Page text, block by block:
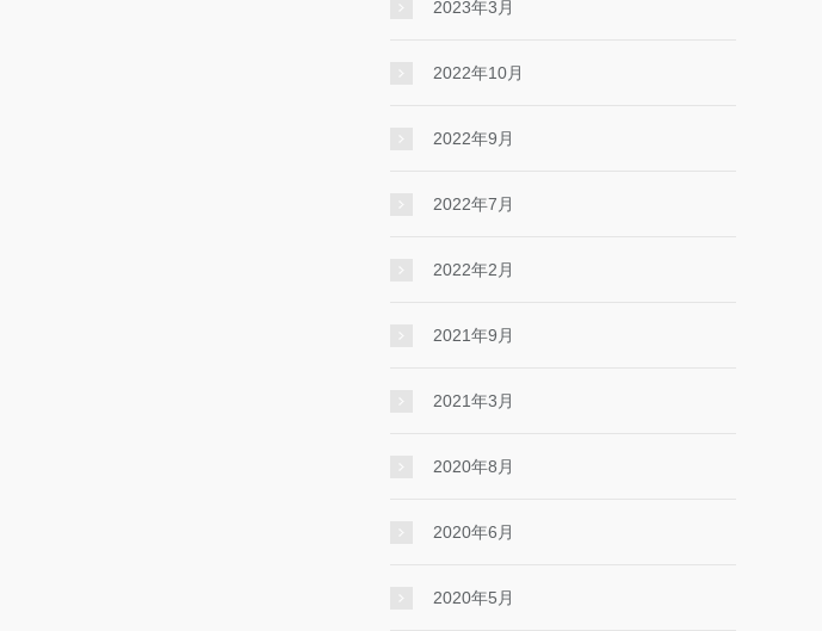
2023年3月
2022年10月
2022年9月
2022年7月
2022年2月
2021年9月
2021年3月
2020年8月
2020年6月
2020年5月